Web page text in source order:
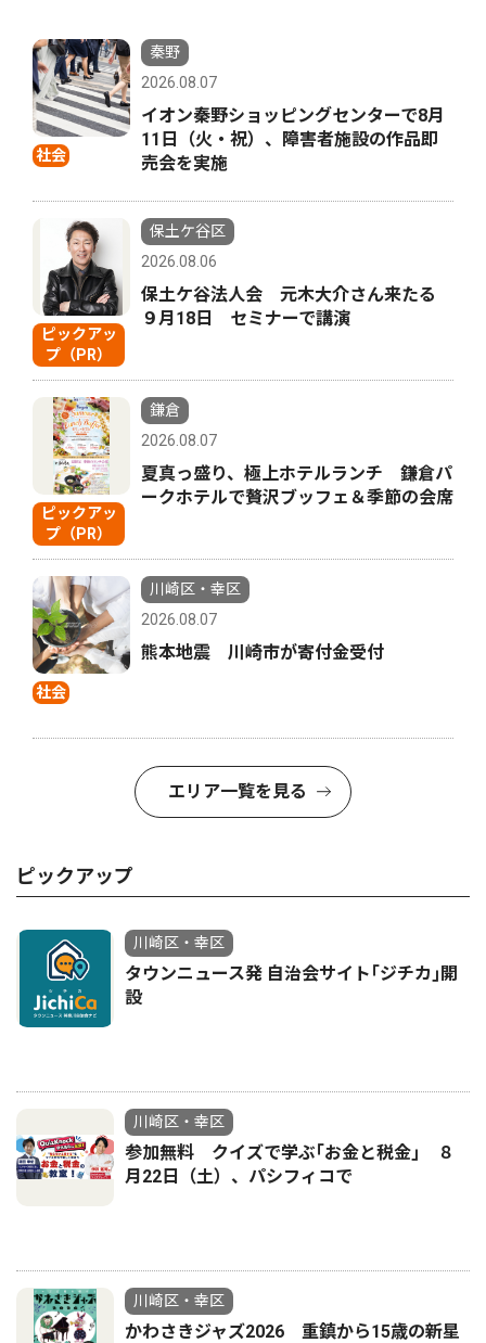
社会
秦野
2026.08.07
イオン秦野ショッピングセンターで8月
11日（火・祝）、障害者施設の作品即
売会を実施
ピックアッ
プ（PR）
保土ケ谷区
2026.08.06
保土ケ谷法人会 元木大介さん来たる
９月18日 セミナーで講演
ピックアッ
プ（PR）
鎌倉
2026.08.07
夏真っ盛り、極上ホテルランチ 鎌倉パ
ークホテルで贅沢ブッフェ＆季節の会席
社会
川崎区・幸区
2026.08.07
熊本地震 川崎市が寄付金受付
エリア一覧を見る
ピックアップ
川崎区・幸区
タウンニュース発 自治会サイト｢ジチカ｣開
設
川崎区・幸区
参加無料 クイズで学ぶ｢お金と税金｣ ８
月22日（土）、パシフィコで
川崎区・幸区
かわさきジャズ2026 重鎮から15歳の新星